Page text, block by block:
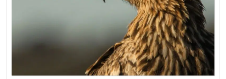
grand
public